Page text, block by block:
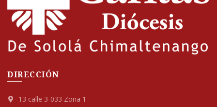
DIRECCIÓN
13 calle 3-033 Zona 1